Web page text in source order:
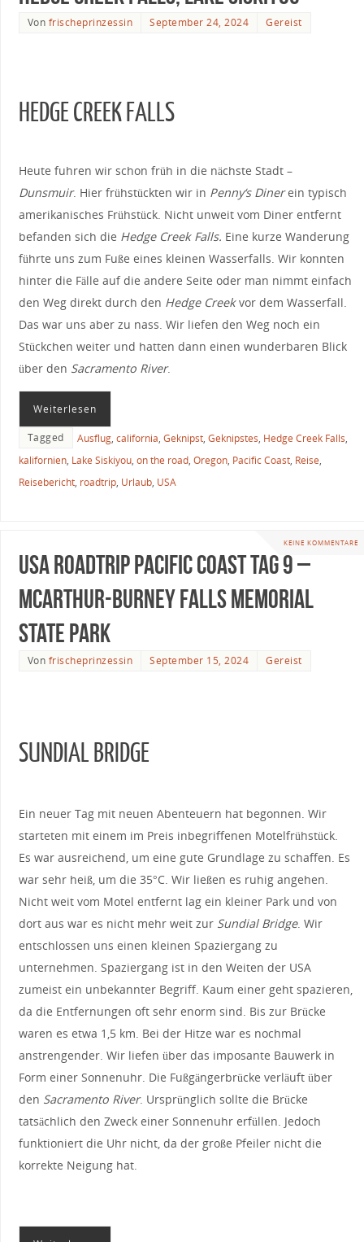
Von frischeprinzessin September 24, 2024 Gereist
HEDGE CREEK FALLS
Heute fuhren wir schon früh in die nächste Stadt –
Dunsmuir. Hier frühstückten wir in Penny‘s Dinerein typisch
amerikanisches Frühstück. Nicht unweit vom Diner entfernt
befanden sich die Hedge Creek Falls. Eine kurze Wanderung
führte uns zum Fuße eines kleinen Wasserfalls. Wir konnten
hinter die Fälle auf die andere Seite oder man nimmt einfach
den Weg direkt durch den Hedge Creekvor dem Wasserfall.
Das war uns aber zu nass. Wir liefen den Weg noch ein
Stückchen weiter und hatten dann einen wunderbaren Blick
über den Sacramento River.
Weiterlesen
Tagged Ausflug, california, Geknipst, Geknipstes, Hedge Creek Falls,
kalifornien, Lake Siskiyou, on the road, Oregon, Pacific Coast, Reise,
Reisebericht, roadtrip, Urlaub, USA
KEINE KOMMENTARE
USA Roadtrip Pacific Coast Tag 9 –
McArthur-Burney Falls Memorial
State Park
Von frischeprinzessin September 15, 2024 Gereist
SUNDIAL BRIDGE
Ein neuer Tag mit neuen Abenteuern hat begonnen. Wir
starteten mit einem im Preis inbegriffenen Motelfrühstück.
Es war ausreichend, um eine gute Grundlage zu schaffen. Es
war sehr heiß, um die 35°C. Wir ließen es ruhig angehen.
Nicht weit vom Motel entfernt lag ein kleiner Park und von
dort aus war es nicht mehr weit zur Sundial Bridge. Wir
entschlossen uns einen kleinen Spaziergang zu
unternehmen. Spaziergang ist in den Weiten der USA
zumeist ein unbekannter Begriff. Kaum einer geht spazieren,
da die Entfernungen oft sehr enorm sind. Bis zur Brücke
waren es etwa 1,5 km. Bei der Hitze war es nochmal
anstrengender. Wir liefen über das imposante Bauwerk in
Form einer Sonnenuhr. Die Fußgängerbrücke verläuft über
den Sacramento River. Ursprünglich sollte die Brücke
tatsächlich den Zweck einer Sonnenuhr erfüllen. Jedoch
funktioniert die Uhr nicht, da der große Pfeiler nicht die
korrekte Neigung hat.